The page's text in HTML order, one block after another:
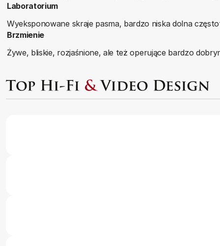
Laboratorium
Wyeksponowane skraje pasma, bardzo niska dolna
Brzmienie
Żywe, bliskie, rozjaśnione, ale też operujące bardzo